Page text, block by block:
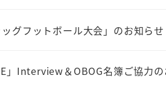
グフットボール大会」のお知
」Interview＆OBOG名簿ご協力